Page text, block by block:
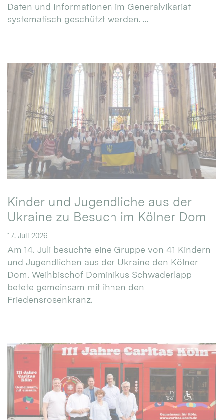
Daten und Informationen im Generalvikariat
systematisch geschützt werden. ...
Kinder und Jugendliche aus der
Ukraine zu Besuch im Kölner Dom
17. Juli 2026
Am 14. Juli besuchte eine Gruppe von 41 Kindern
und Jugendlichen aus der Ukraine den Kölner
Dom. Weihbischof Dominikus Schwaderlapp
betete gemeinsam mit ihnen den
Friedensrosenkranz.